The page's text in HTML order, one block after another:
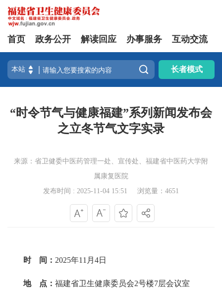
首页 政务公开 解读回应 办事服务 互动交流
 长者模式
“时令节气与健康福建”系列新闻发布会
之立冬节气文字实录
来源：省卫健委中医药管理一处、宣传处、福建省中医药大学附
属康复医院
发布时间 : 2025-11-04 15:51
浏览量：4651
时 间： 2025年11月4日
地 点： 福建省卫生健康委员会2号楼7层会议室